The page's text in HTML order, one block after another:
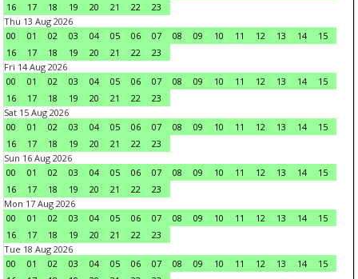
16
17 18 19 20 21 22
23
Thu 13 Aug 2026
00
01 02 03 04 05 06 07 08 09 10 11 12 13 14
15
16
17 18 19 20 21 22
23
Fri 14 Aug 2026
00
01 02 03 04 05 06 07 08 09 10 11 12 13 14
15
16
17 18 19 20 21 22
23
Sat 15 Aug 2026
00
01 02 03 04 05 06 07 08 09 10 11 12 13 14
15
16
17 18 19 20 21 22
23
Sun 16 Aug 2026
00
01 02 03 04 05 06 07 08 09 10 11 12 13 14
15
16
17 18 19 20 21 22
23
Mon 17 Aug 2026
00
01 02 03 04 05 06 07 08 09 10 11 12 13 14
15
16
17 18 19 20 21 22
23
Tue 18 Aug 2026
00
01 02 03 04 05 06 07 08 09 10 11 12 13 14
15